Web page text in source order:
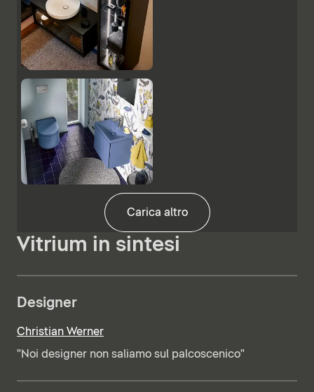
Carica altro
Vitrium in sintesi
Designer
Christian Werner
"Noi designer non saliamo sul palcoscenico"